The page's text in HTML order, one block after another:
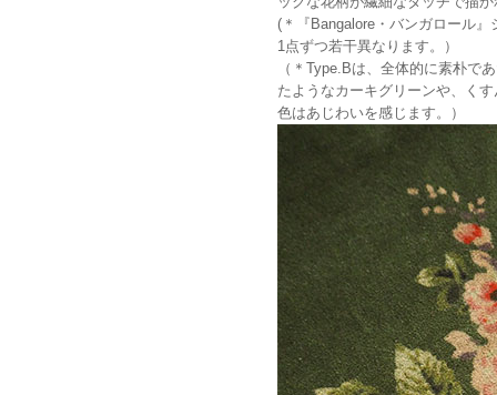
(＊『Bangalore・バンガロール
1点ずつ若干異なります。）
（＊Type.Bは、全体的に素朴で
たようなカーキグリーンや、く
色はあじわいを感じます。）